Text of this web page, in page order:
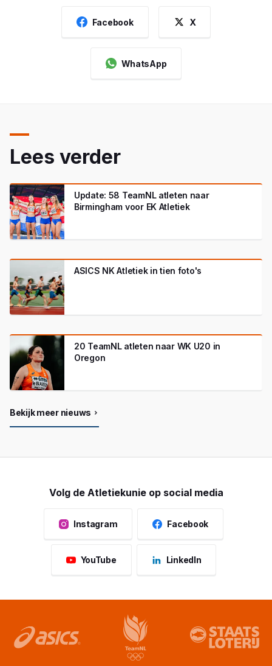
Facebook X
WhatsApp
Lees verder
Update: 58 TeamNL atleten naar
Birmingham voor EK Atletiek
ASICS NK Atletiek in tien foto's
20 TeamNL atleten naar WK U20 in
Oregon
Bekijk meer nieuws
Volg de Atletiekunie op social media
Instagram Facebook
YouTube LinkedIn